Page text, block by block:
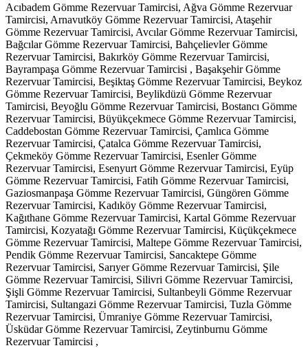
Acıbadem Gömme Rezervuar Tamircisi, Ağva Gömme Rezervuar
Tamircisi, Arnavutköy Gömme Rezervuar Tamircisi, Ataşehir
Gömme Rezervuar Tamircisi, Avcılar Gömme Rezervuar Tamircisi,
Bağcılar Gömme Rezervuar Tamircisi, Bahçelievler Gömme
Rezervuar Tamircisi, Bakırköy Gömme Rezervuar Tamircisi,
Bayrampaşa Gömme Rezervuar Tamircisi , Başakşehir Gömme
Rezervuar Tamircisi, Beşiktaş Gömme Rezervuar Tamircisi, Beykoz
Gömme Rezervuar Tamircisi, Beylikdüzü Gömme Rezervuar
Tamircisi, Beyoğlu Gömme Rezervuar Tamircisi, Bostancı Gömme
Rezervuar Tamircisi, Büyükçekmece Gömme Rezervuar Tamircisi,
Caddebostan Gömme Rezervuar Tamircisi, Çamlıca Gömme
Rezervuar Tamircisi, Çatalca Gömme Rezervuar Tamircisi,
Çekmeköy Gömme Rezervuar Tamircisi, Esenler Gömme
Rezervuar Tamircisi, Esenyurt Gömme Rezervuar Tamircisi, Eyüp
Gömme Rezervuar Tamircisi, Fatih Gömme Rezervuar Tamircisi,
Gaziosmanpaşa Gömme Rezervuar Tamircisi, Güngören Gömme
Rezervuar Tamircisi, Kadıköy Gömme Rezervuar Tamircisi,
Kağıthane Gömme Rezervuar Tamircisi, Kartal Gömme Rezervuar
Tamircisi, Kozyatağı Gömme Rezervuar Tamircisi, Küçükçekmece
Gömme Rezervuar Tamircisi, Maltepe Gömme Rezervuar Tamircisi,
Pendik Gömme Rezervuar Tamircisi, Sancaktepe Gömme
Rezervuar Tamircisi, Sarıyer Gömme Rezervuar Tamircisi, Şile
Gömme Rezervuar Tamircisi, Silivri Gömme Rezervuar Tamircisi,
Şişli Gömme Rezervuar Tamircisi, Sultanbeyli Gömme Rezervuar
Tamircisi, Sultangazi Gömme Rezervuar Tamircisi, Tuzla Gömme
Rezervuar Tamircisi, Ümraniye Gömme Rezervuar Tamircisi,
Üsküdar Gömme Rezervuar Tamircisi, Zeytinburnu Gömme
Rezervuar Tamircisi ,